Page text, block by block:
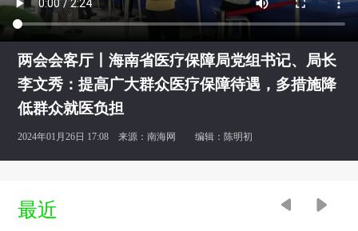
两会会客厅丨海南省医疗保障局党组书记、局长
李文秀：提高广大群众医疗保障待遇，多措施降
低群众就医负担
2024年01月26日 17:08 来源：南海网 编辑：陈明初
最近